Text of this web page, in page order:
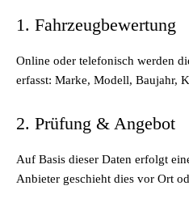
1. Fahrzeugbewertung
Online oder telefonisch werden
erfasst: Marke, Modell, Baujahr,
2. Prüfung & Angebot
Auf Basis dieser Daten erfolgt
Anbieter geschieht dies vor Ort